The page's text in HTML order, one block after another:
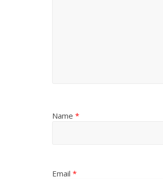
Name *
Email *